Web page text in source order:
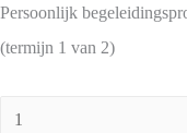
Persoonlijk
(termijn 1 van 2)